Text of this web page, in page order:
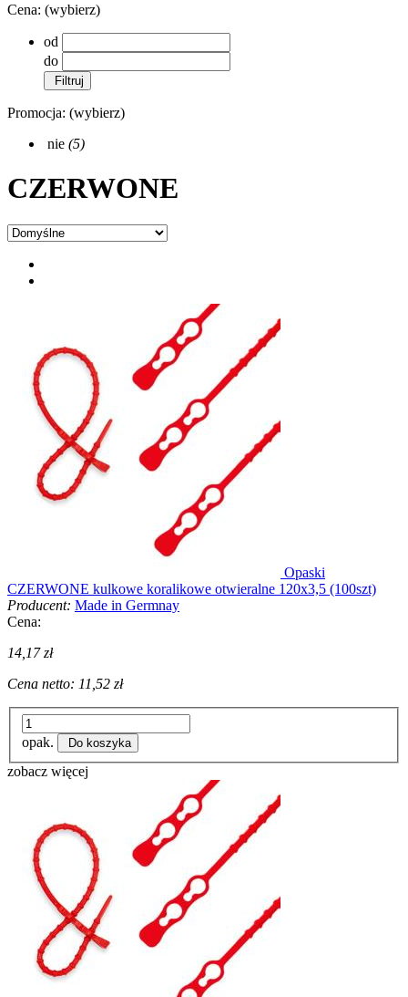
Cena: (wybierz)
od
do
Filtruj
Promocja: (wybierz)
nie (5)
CZERWONE
Opaski
CZERWONE kulkowe koralikowe otwieralne 120x3,5 (100szt)
Producent: Made in Germnay
Cena:
14,17 zł
Cena netto: 11,52 zł
opak. Do koszyka
zobacz więcej